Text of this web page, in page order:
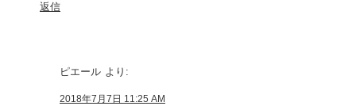
返信
ピエール より:
2018年7月7日 11:25 AM